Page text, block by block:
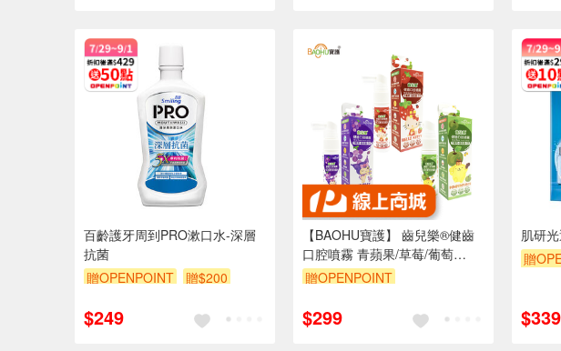
訂單滿699享95折
百齡護牙周到PRO漱口水-深層
抗菌
贈OPENPOINT
贈$200
$249
【BAOHU寶護】 齒兒樂®健齒
口腔噴霧 青蘋果/草莓/葡萄
20ml
贈OPENPOINT
$299
肌研
贈
$339